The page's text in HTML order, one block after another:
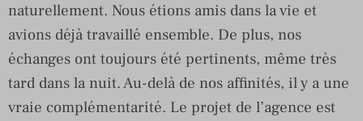
naturellement. Nous étions amis dans la vie et
avions déjà travaillé ensemble. De plus, nos
échanges ont toujours été pertinents, même très
tard dans la nuit. Au-delà de nos affinités, il y a une
vraie complémentarité. Le projet de l’agence est